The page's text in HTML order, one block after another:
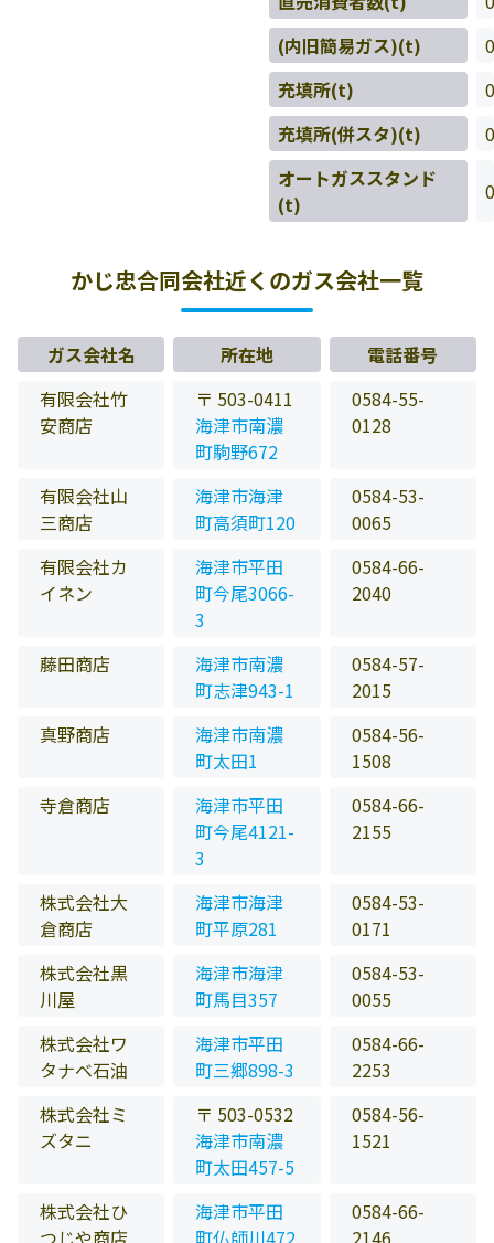
(内旧簡易ガス)(t)
0
充填所(t)
0
充填所(併スタ)(t)
0
オートガススタンド
(t)
0
かじ忠合同会社近くのガス会社一覧
ガス会社名 所在地
電話番号
有限会社竹
安商店
〒 503-0411
海津市南濃
町駒野672
0584-55-
0128
有限会社山
三商店
海津市海津
町高須町120
0584-53-
0065
有限会社カ
イネン
海津市平田
町今尾3066-
3
0584-66-
2040
藤田商店
海津市南濃
町志津943-1
0584-57-
2015
真野商店
海津市南濃
町太田1
0584-56-
1508
寺倉商店
海津市平田
町今尾4121-
3
0584-66-
2155
株式会社大
倉商店
海津市海津
町平原281
0584-53-
0171
株式会社黒
川屋
海津市海津
町馬目357
0584-53-
0055
株式会社ワ
タナベ石油
海津市平田
町三郷898-3
0584-66-
2253
株式会社ミ
ズタニ
〒 503-0532
海津市南濃
町太田457-5
0584-56-
1521
株式会社ひ
海津市平田
0584-66-